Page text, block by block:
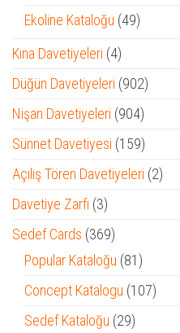
Ekoline Kataloğu 4949
Kına Davetiyeleri 44
ürün
Düğün Davetiyeleri 902902
Nişan Davetiyeleri 904904
ürün
Sünnet Davetiyesi 159159
ürün
Açılış Tören Davetiyeleri 22
Davetiye Zarfı 33
ürün
Sedef Cards 369369
ürün
Popular Kataloğu 8181
ürün
Concept Katalogu 107107
Sedef Kataloğu 2929